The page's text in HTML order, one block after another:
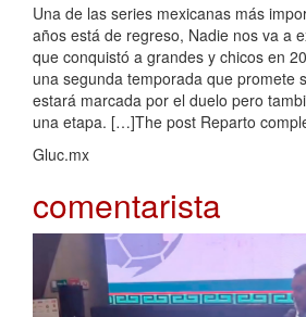
Una de las series mexicanas más
años está de regreso, Nadie nos va a
que conquistó a grandes y chicos en
una segunda temporada que promete
estará marcada por el duelo pero
una etapa. […]The post Reparto
Gluc.mx
comentarista